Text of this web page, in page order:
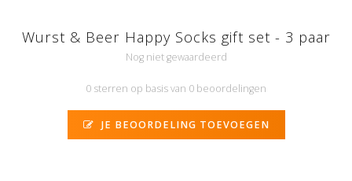
Wurst & Beer Happy Socks gift set - 3 paar
Nog niet gewaardeerd
0 sterren op basis van 0 beoordelingen
JE BEOORDELING TOEVOEGEN